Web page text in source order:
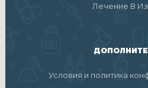
Лечение В
Условия и политика